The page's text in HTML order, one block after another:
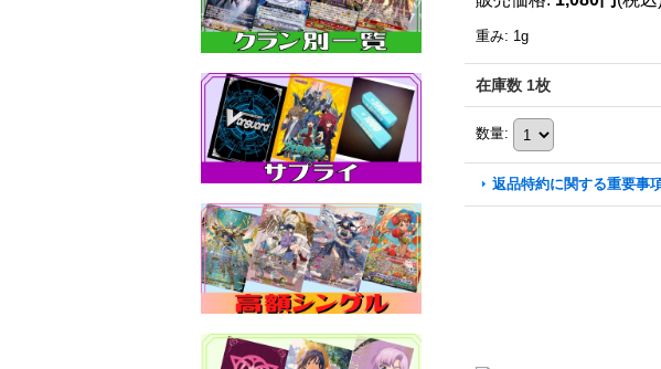
重み: 1g
在庫数 1枚
数量:
返品特約に関する重要事